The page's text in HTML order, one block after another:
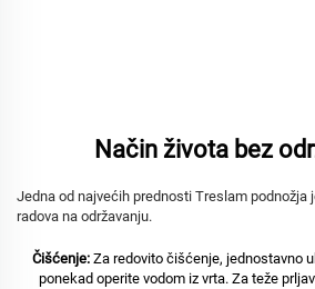
Način života bez
Jedna od najvećih prednosti Treslam podnožja
radova na održavanju.
Čišćenje: Za redovito čišćenje, jednostavno
ponekad operite vodom iz vrta. Za teže